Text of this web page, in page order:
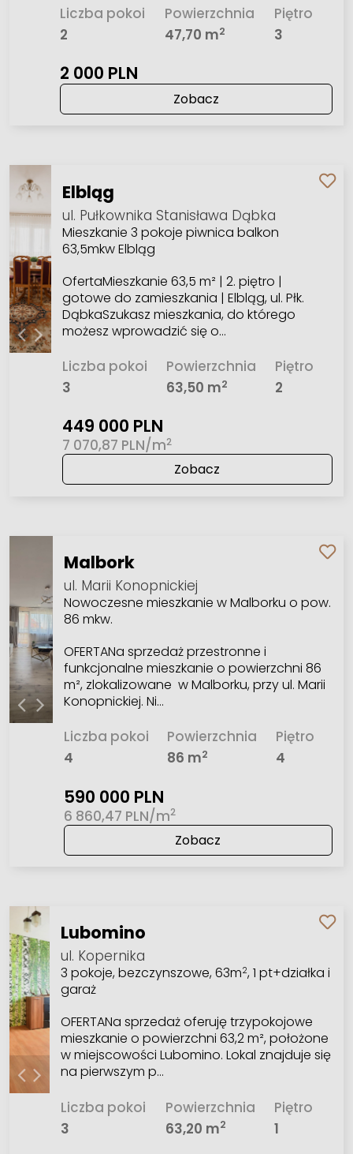
Liczba pokoi
2
Powierzchnia
47,70 m2
Piętro
3
2 000 PLN
Zobacz
Elbląg
ul. Pułkownika Stanisława Dąbka
Mieszkanie 3 pokoje piwnica balkon
63,5mkw Elbląg
OfertaMieszkanie 63,5 m² | 2. piętro |
gotowe do zamieszkania | Elbląg, ul. Płk.
DąbkaSzukasz mieszkania, do którego
możesz wprowadzić się o…
Liczba pokoi
3
Powierzchnia
63,50 m2
Piętro
2
449 000 PLN
7 070,87 PLN/m2
Zobacz
Malbork
ul. Marii Konopnickiej
Nowoczesne mieszkanie w Malborku o pow.
86 mkw.
OFERTANa sprzedaż przestronne i
funkcjonalne mieszkanie o powierzchni 86
m², zlokalizowane w Malborku, przy ul. Marii
Konopnickiej. Ni…
Liczba pokoi
4
Powierzchnia
86 m2
Piętro
4
590 000 PLN
6 860,47 PLN/m2
Zobacz
Lubomino
ul. Kopernika
3 pokoje, bezczynszowe, 63m2, 1 pt+działka i
garaż
OFERTANa sprzedaż oferuję trzypokojowe
mieszkanie o powierzchni 63,2 m², położone
w miejscowości Lubomino. Lokal znajduje się
na pierwszym p…
Liczba pokoi
3
Powierzchnia
63,20 m2
Piętro
1